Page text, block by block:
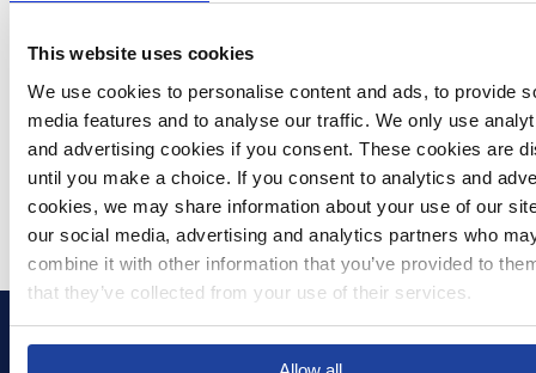
This website uses cookies
We use cookies to personalise content and ads, to provide
media features and to analyse our traffic. We only use
and advertising cookies if you consent. These cookies are
until you make a choice. If you consent to analytics and
cookies, we may share information about your use of our
our social media, advertising and analytics partners who
combine it with other information that you’ve provided to
that they’ve collected from your use of their services.
Select your country to see content relevant to you